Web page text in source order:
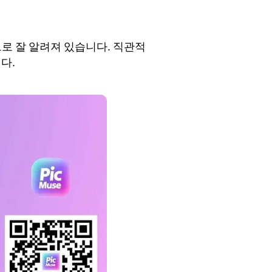
잘 알려져 있습니다. 직관적
.